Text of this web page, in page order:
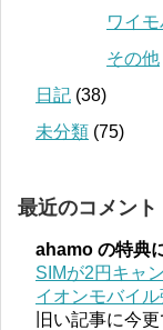
ワイ
その他
日記 (38)
未分類 (75)
最近のコメント
ahamo の特典
SIMが2円キャ
イオンモバイ
旧い記事に今